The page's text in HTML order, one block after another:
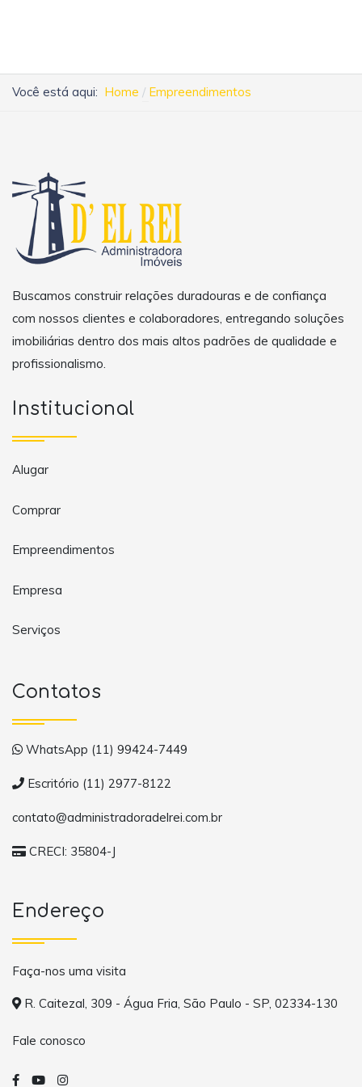
Você está aqui: Home Empreendimentos
Buscamos construir relações duradouras e de confiança
com nossos clientes e colaboradores, entregando soluções
imobiliárias dentro dos mais altos padrões de qualidade e
profissionalismo.
Institucional
Alugar
Comprar
Empreendimentos
Empresa
Serviços
Contatos
WhatsApp (11) 99424-7449
Escritório (11) 2977-8122
contato@administradoradelrei.com.br
CRECI: 35804-J
Endereço
Faça-nos uma visita
R. Caitezal, 309 - Água Fria, São Paulo - SP, 02334-130
Fale conosco